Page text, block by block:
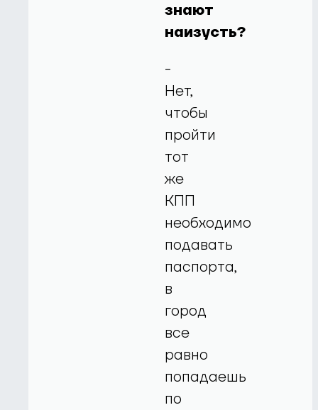
знают
наизусть?
-
Нет,
чтобы
пройти
тот
же
КПП
необходимо
подавать
паспорта,
в
город
все
равно
попадаешь
по